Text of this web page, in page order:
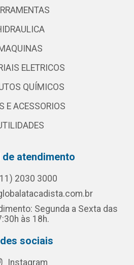
ELETRICOS
QUÍMICOS
E ACESSORIOS
de atendimento
2030 3000
Segunda a Sexta das
às 18h.
sociais
Instagram